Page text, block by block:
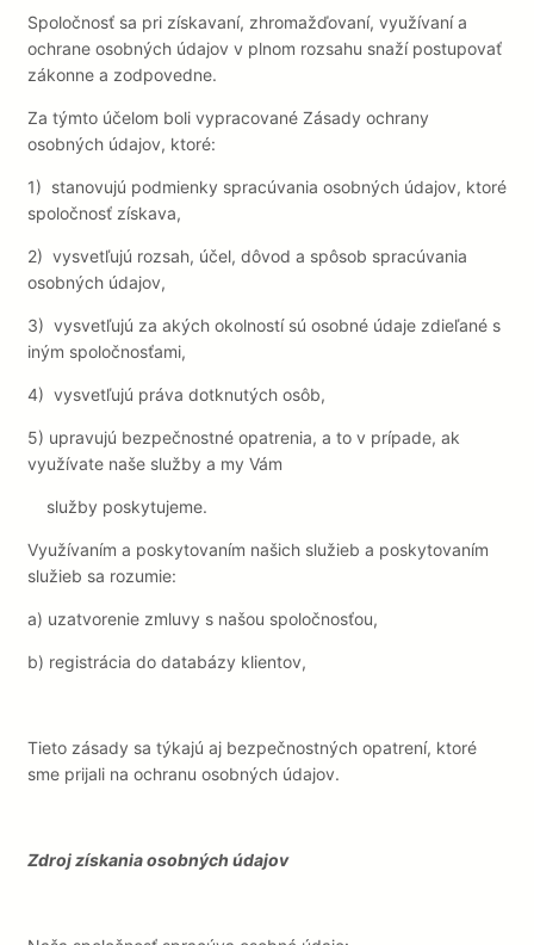
Spoločnosť sa pri získavaní, zhromažďovaní, využívaní a
ochrane osobných údajov v plnom rozsahu snaží postupovať
zákonne a zodpovedne.
Za týmto účelom boli vypracované Zásady ochrany
osobných údajov, ktoré:
1) stanovujú podmienky spracúvania osobných údajov, ktoré
spoločnosť získava,
2) vysvetľujú rozsah, účel, dôvod a spôsob spracúvania
osobných údajov,
3) vysvetľujú za akých okolností sú osobné údaje zdieľané s
iným spoločnosťami,
4) vysvetľujú práva dotknutých osôb,
5) upravujú bezpečnostné opatrenia, a to v prípade, ak
využívate naše služby a my Vám
služby poskytujeme.
Využívaním a poskytovaním našich služieb a poskytovaním
služieb sa rozumie:
a) uzatvorenie zmluvy s našou spoločnosťou,
b) registrácia do databázy klientov,
Tieto zásady sa týkajú aj bezpečnostných opatrení, ktoré
sme prijali na ochranu osobných údajov.
Zdroj získania osobných údajov